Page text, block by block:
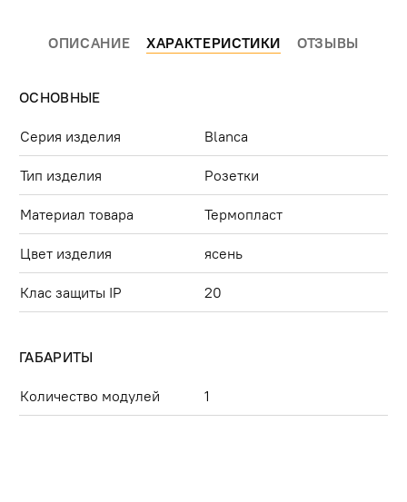
ОПИСАНИЕ ХАРАКТЕРИСТИКИ ОТЗЫВЫ
ОСНОВНЫЕ
Серия изделия Blanca
Тип изделия Розетки
Материал товара Термопласт
Цвет изделия ясень
Клас защиты IP 20
ГАБАРИТЫ
Количество модулей 1